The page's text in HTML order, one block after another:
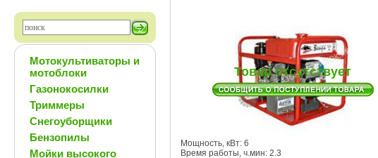
Мотокультиваторы и
мотоблоки
Газонокосилки
Триммеры
Снегоуборщики
Бензопилы
Мойки высокого
Товар отсутствует
Мощность, кВт: 6
Время работы, ч.мин: 2.3